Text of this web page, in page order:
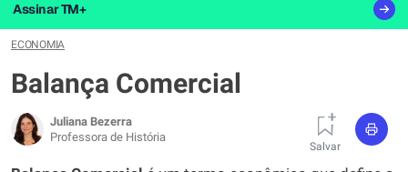
Assinar TM+
ECONOMIA
Balança Comercial
Juliana Bezerra
Professora de História
Salvar